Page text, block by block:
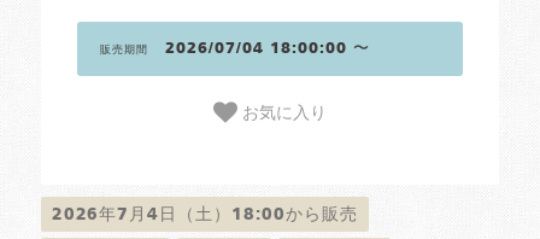
販売期間 2026/07/04 18:00:00 〜
お気に入り
2026年7月4日（土）18:00から販売